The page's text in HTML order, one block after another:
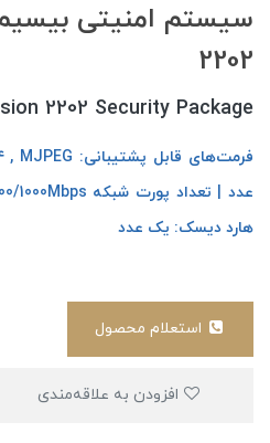
سیستم امنیتی
2202
2202 Security Package
هارد دیسک: یک عدد